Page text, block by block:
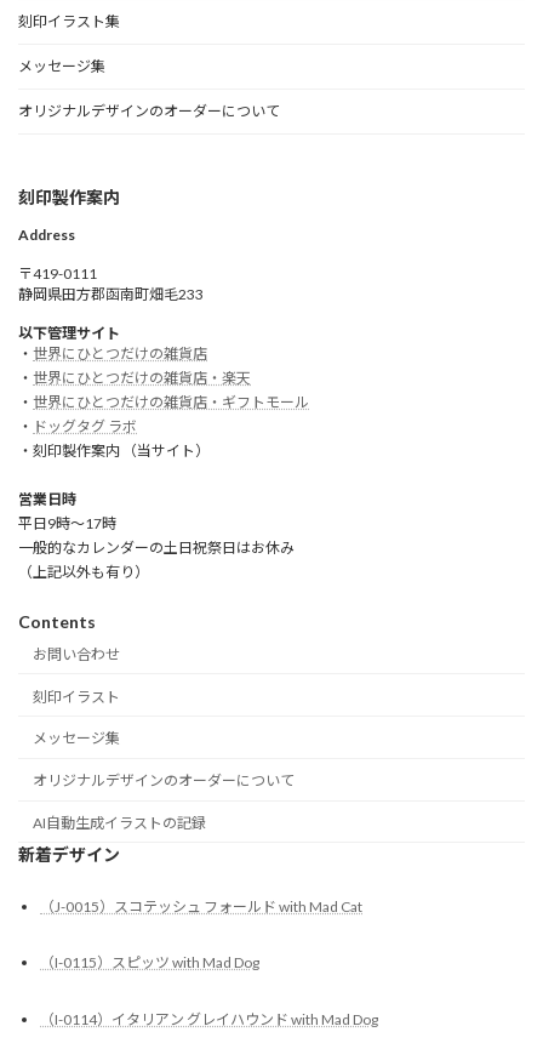
刻印イラスト集
メッセージ集
オリジナルデザインのオーダーについて
刻印製作案内
Address
〒419-0111
静岡県田方郡函南町畑毛233
以下管理サイト
・ 世界にひとつだけの雑貨店
・ 世界にひとつだけの雑貨店・楽天
・ 世界にひとつだけの雑貨店・ギフトモール
・ ドッグタグ ラボ
・刻印製作案内 （当サイト）
営業日時
平日9時～17時
一般的なカレンダーの土日祝祭日はお休み
（上記以外も有り）
Contents
お問い合わせ
刻印イラスト
メッセージ集
オリジナルデザインのオーダーについて
AI自動生成イラストの記録
新着デザイン
（J-0015）スコテッシュ フォールド with Mad Cat
（I-0115）スピッツ with Mad Dog
（I-0114）イタリアン グレイハウンド with Mad Dog